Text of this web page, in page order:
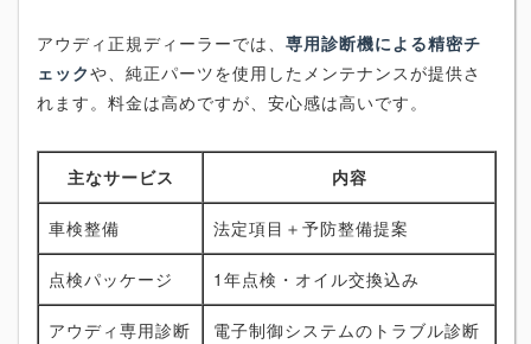
アウディ正規ディーラーでは、 専用診断機による精密チ
ェックや、純正パーツを使用したメンテナンスが提供さ
れます。料金は高めですが、安心感は高いです。
主なサービス 内容
車検整備 法定項目＋予防整備提案
点検パッケージ 1年点検・オイル交換込み
アウディ専用診断 電子制御システムのトラブル診断